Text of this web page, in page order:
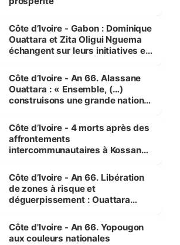
Côte d’Ivoire - Gabon : Dominique
Ouattara et Zita Oligui Nguema
échangent sur leurs initiatives en
enfants
Côte d’Ivoire - An 66. Alassane
Ouattara : « Ensemble, (…)
construisons une grande nation
générations futures »
Côte d’Ivoire - 4 morts après des
affrontements
intercommunautaires à Kossandji
milieu des sinistrés
Côte d’Ivoire - An 66. Libération
de zones à risque et
déguerpissement : Ouattara
l'Etat de droit pour préserver les
vies humaines »
Côte d'Ivoire - An 66. Yopougon
aux couleurs nationales